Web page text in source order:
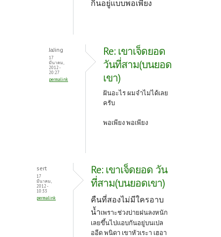
กินอยู่แบบพอเพียง
JaJing
17
มีนาคม,
2012 -
20:27
permalink
Re: เขาเจ็ดยอด
วันที่สาม(บนยอด
เขา)
ฝันอะไร ผมจำไม่ได้เลย
ครับ
พอเพียง พอเพียง
sert
17
มีนาคม,
2012 -
10:33
permalink
Re: เขาเจ็ดยอด วัน
ที่สาม(บนยอดเขา)
คืนที่สองไม่มีใครอาบ
น้ำเพราะช่วงบ่ายฝนลงหนัก
เลยขึ้นไปแอบกันอยู่บนเปล
ออีด พนิดา เขาหัวเระา เฮอา